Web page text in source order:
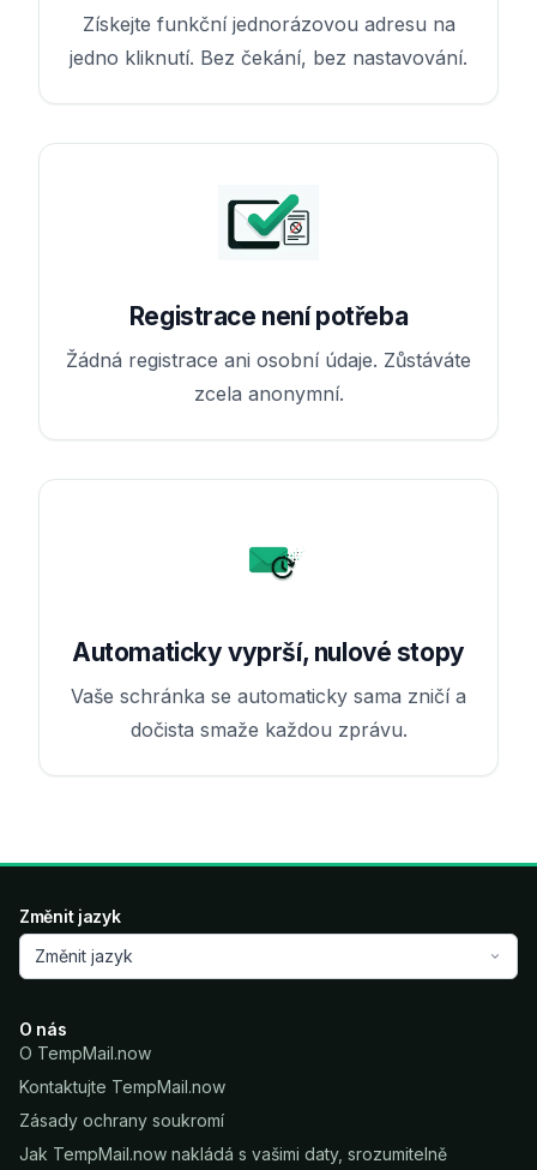
Získejte funkční jednorázovou adresu na
jedno kliknutí. Bez čekání, bez nastavování.
Registrace není potřeba
Žádná registrace ani osobní údaje. Zůstáváte
zcela anonymní.
Automaticky vyprší, nulové stopy
Vaše schránka se automaticky sama zničí a
dočista smaže každou zprávu.
Změnit jazyk
Změnit jazyk
O nás
O TempMail.now
Kontaktujte TempMail.now
Zásady ochrany soukromí
Jak TempMail.now nakládá s vašimi daty, srozumitelně